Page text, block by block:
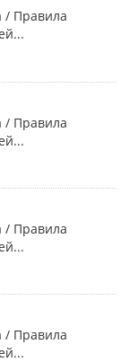
Правила
Правила
Правила
/ Правила